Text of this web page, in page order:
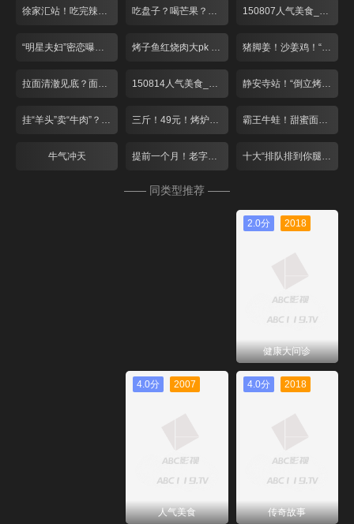
徐家汇站！吃完辣的 来点冰的 吃盘子？喝芒果？夏日里的小清新！ 150807人气美食_001
“明星夫妇”密恋曝光？绝妙搭配酸爽一夏！ 烤子鱼红烧肉大pk 爆笑游戏赢免单！ 猪脚姜！沙姜鸡！“空调病”驱寒气
拉面清澈见底？面包比头大？ 150814人气美食_001 静安寺站！“倒立烤鱼”遇上猫咪蛋糕
挂“羊头”卖“牛肉”？双层火锅大对决！ 三斤！49元！烤炉“蹦”出大牛蛙 霸王牛蛙！甜蜜面包！这个七夕去张江！
牛气冲天 提前一个月！老字号月饼排队忙 十大“排队排到你腿软”餐厅
—— 同类型推荐 ——
2.0分 2018
健康大问诊
4.0分 2007
人气美食
4.0分 2018
传奇故事